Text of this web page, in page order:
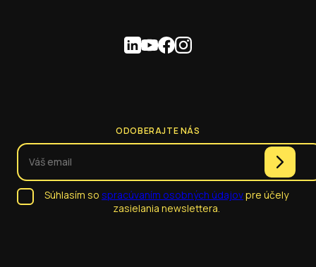
ODOBERAJTE NÁS
Súhlasím so spracúvaním osobných údajovpre účely
zasielania newslettera.